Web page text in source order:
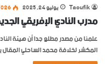
Taoufik يوليو 24, 2025
مدرب النادي الإفريقي
علمنا من مصدر مطلع جدا أن هيئة
المكشر لخلافة محمد الساحلي